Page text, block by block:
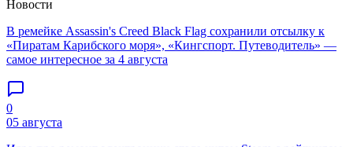
Новости
В ремейке Assassin's Creed Black Flag сохранили отсылку к
«Пиратам Карибского моря», «Кингспорт. Путеводитель» —
самое интересное за 4 августа
0
05 августа